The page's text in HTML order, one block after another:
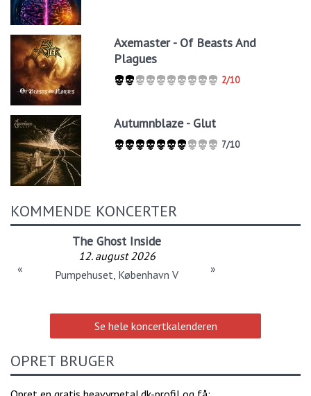
Axemaster - Of Beasts And
Plagues
2/10
Autumnblaze - Glut
7/10
KOMMENDE KONCERTER
The Ghost Inside
12. august 2026
Pumpehuset, København V
« »
Se hele koncertkalenderen
OPRET BRUGER